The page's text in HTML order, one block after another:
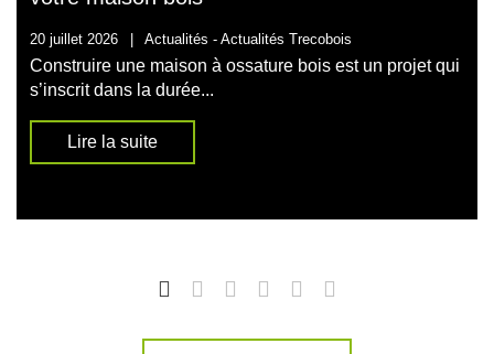
20 juillet 2026 Actualités - Actualités Trecobois
Construire une maison à ossature bois est un projet qui
s’inscrit dans la durée...
Lire la suite